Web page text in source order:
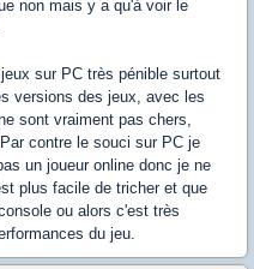
non mais y a qu'à voir le
sur PC très pénible surtout
versions des jeux, avec les
sont vraiment pas chers,
contre le souci sur PC je
un joueur online donc je ne
plus facile de tricher et que
ou alors c'est très
du jeu.